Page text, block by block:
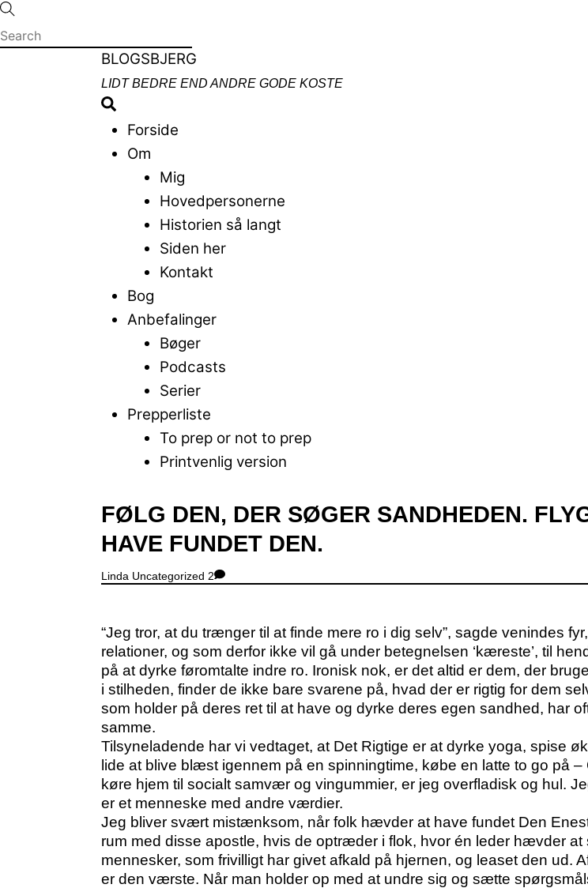
Skip
to
Menu
BLOGSBJERG
LIDT BEDRE END ANDRE GODE KOSTE
Search
Forside
Om
Mig
Hovedpersonerne
Historien så langt
Siden her
Kontakt
Bog
Anbefalinger
Bøger
Podcasts
Serier
Prepperliste
To prep or not to prep
Printvenlig version
Close
Menu
FØLG DEN, DER SØGER SANDHEDEN.
HAVE FUNDET DEN.
Linda Uncategorized 2
“Jeg tror, at du trænger til at finde mere ro i dig selv”, sagde venindes
relationer, og som derfor ikke vil gå under betegnelsen ‘kæreste’, til
på at dyrke føromtalte indre ro. Ironisk nok, er det altid er dem, der
i stilheden, finder de ikke bare svarene på, hvad der er rigtig for dem
som holder på deres ret til at have og dyrke deres egen sandhed, har
samme.
Tilsyneladende har vi vedtaget, at Det Rigtige er at dyrke yoga, spise
lide at blive blæst igennem på en spinningtime, købe en latte to go på
køre hjem til socialt samvær og vingummier, er jeg overfladisk og hul.
er et menneske med andre værdier.
Jeg bliver svært mistænksom, når folk hævder at have fundet Den
rum med disse apostle, hvis de optræder i flok, hvor én leder hævder
mennesker, som frivilligt har givet afkald på hjernen, og leaset den ud.
er den værste. Når man holder op med at undre sig og sætte